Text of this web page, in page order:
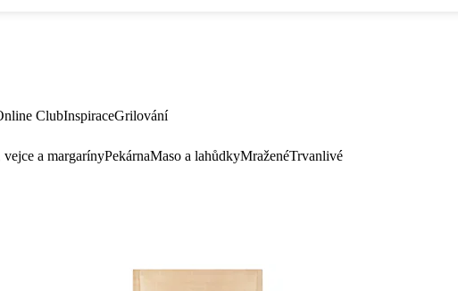
ClubInspiraceGrilování
vejce a margarínyPekárnaMaso a lahůdkyMraženéTrvanlivé